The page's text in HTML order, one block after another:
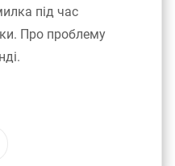
під час
Про проблему